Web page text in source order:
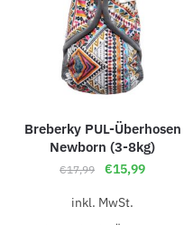
Breberky PUL-Überhosen
Newborn (3-8kg)
€17,99 €15,99
inkl. MwSt.